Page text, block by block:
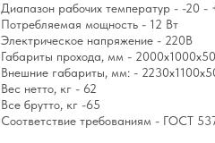
Диапазон рабочих температур - -20 -
Потребляемая мощность - 12 Вт
Электрическое напряжение - 220В
Габариты прохода, мм -
Внешние габариты, мм: -
Вес нетто, кг - 62
Все брутто, кг -65
Соответствие требованиям - ГОСТ